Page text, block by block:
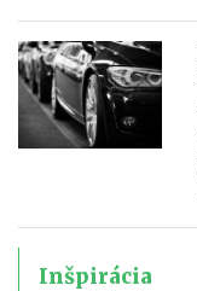
Inšpirácia